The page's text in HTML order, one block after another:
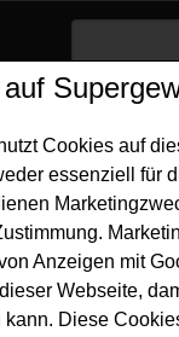
>
-
Cookies auf
essenziell für
Anzeigen mit
Webseite,
kann. Diese